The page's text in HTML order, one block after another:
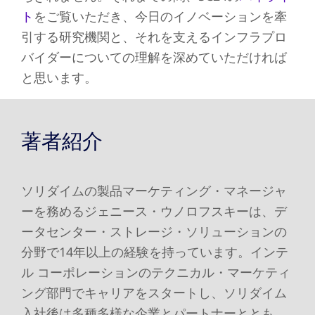
ト をご覧いただき、今日のイノベーションを牽
引する研究機関と、それを支えるインフラプロ
バイダーについての理解を深めていただければ
と思います。
著者紹介
ソリダイムの製品マーケティング・マネージャ
ーを務めるジェニース・ウノロフスキーは、デ
ータセンター・ストレージ・ソリューションの
分野で14年以上の経験を持っています。インテ
ル コーポレーションのテクニカル・マーケティ
ング部門でキャリアをスタートし、ソリダイム